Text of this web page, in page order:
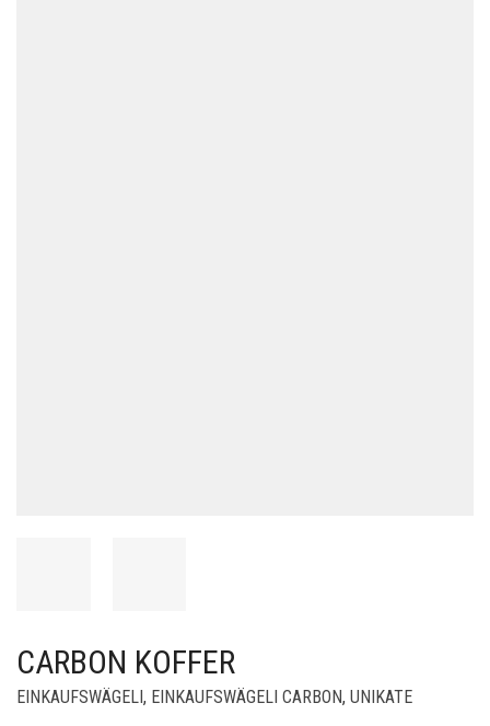
CARBON KOFFER
EINKAUFSWÄGELI , EINKAUFSWÄGELI CARBON, UNIKATE